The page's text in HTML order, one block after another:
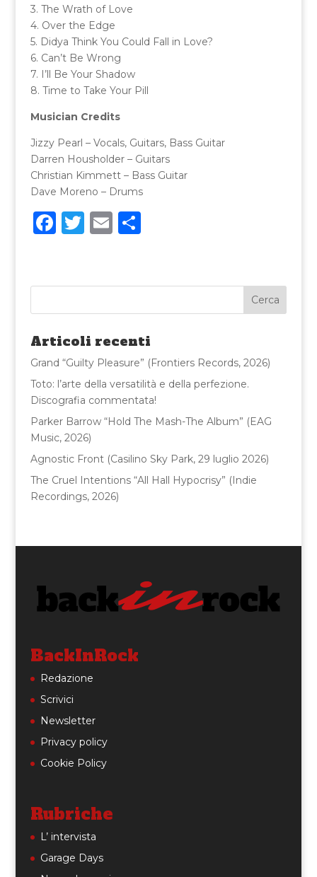
3. The Wrath of Love
4. Over the Edge
5. Didya Think You Could Fall in Love?
6. Can’t Be Wrong
7. I’ll Be Your Shadow
8. Time to Take Your Pill
Musician Credits
Jizzy Pearl – Vocals, Guitars, Bass Guitar
Darren Housholder – Guitars
Christian Kimmett – Bass Guitar
Dave Moreno – Drums
F
e
b
o
o
k
T
te
r
E
l
C
di
vi
di
Articoli recenti
Grand “Guilty Pleasure” (Frontiers Records, 2026)
Toto: l’arte della versatilità e della perfezione.
Discografia commentata!
Parker Barrow “Hold The Mash-The Album” (EAG
Music, 2026)
Agnostic Front (Casilino Sky Park, 29 luglio 2026)
The Cruel Intentions “All Hall Hypocrisy” (Indie
Recordings, 2026)
BackInRock
Redazione
Scrivici
Newsletter
Privacy policy
Cookie Policy
Rubriche
L’ intervista
Garage Days